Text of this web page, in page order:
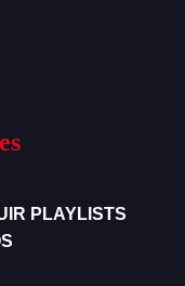
PLAYLISTS